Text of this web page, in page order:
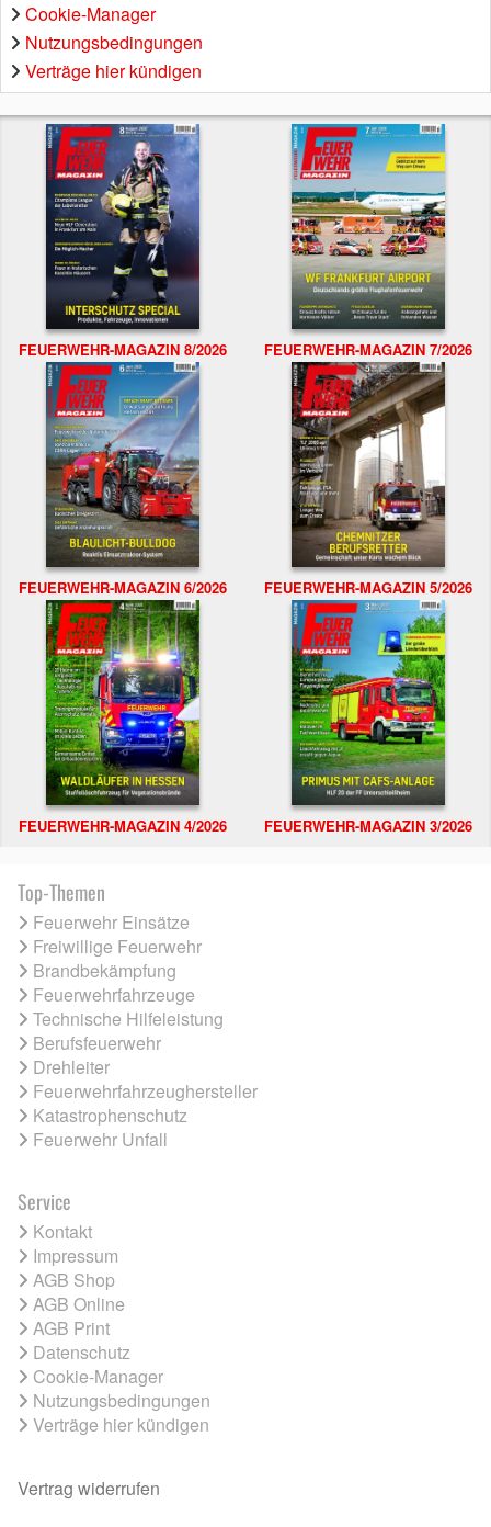
Cookie-Manager
Nutzungsbedingungen
Verträge hier kündigen
FEUERWEHR-MAGAZIN 8/2026 FEUERWEHR-MAGAZIN 7/2026
FEUERWEHR-MAGAZIN 6/2026 FEUERWEHR-MAGAZIN 5/2026
FEUERWEHR-MAGAZIN 4/2026 FEUERWEHR-MAGAZIN 3/2026
Top-Themen
Feuerwehr Einsätze
Freiwillige Feuerwehr
Brandbekämpfung
Feuerwehrfahrzeuge
Technische Hilfeleistung
Berufsfeuerwehr
Drehleiter
Feuerwehrfahrzeughersteller
Katastrophenschutz
Feuerwehr Unfall
Service
Kontakt
Impressum
AGB Shop
AGB Online
AGB Print
Datenschutz
Cookie-Manager
Nutzungsbedingungen
Verträge hier kündigen
Vertrag widerrufen